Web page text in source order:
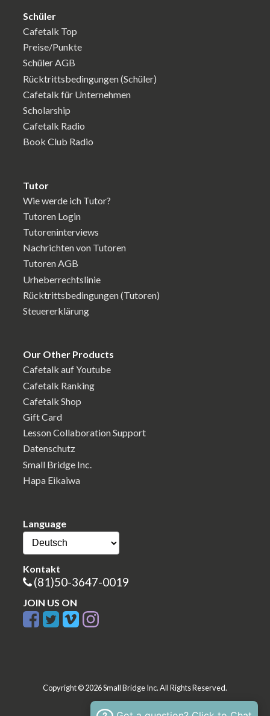
Schüler
Cafetalk Top
Preise/Punkte
Schüler AGB
Rücktrittsbedingungen (Schüler)
Cafetalk für Unternehmen
Scholarship
Cafetalk Radio
Book Club Radio
Tutor
Wie werde ich Tutor?
Tutoren Login
Tutoreninterviews
Nachrichten von Tutoren
Tutoren AGB
Urheberrechtslinie
Rücktrittsbedingungen (Tutoren)
Steuererklärung
Our Other Products
Cafetalk auf Youtube
Cafetalk Ranking
Cafetalk Shop
Gift Card
Lesson Collaboration Support
Datenschutz
Small Bridge Inc.
Hapa Eikaiwa
Language
Kontakt
(81)50-3647-0019
JOIN US ON
Copyright © 2026 Small Bridge Inc. All Rights Reserved.